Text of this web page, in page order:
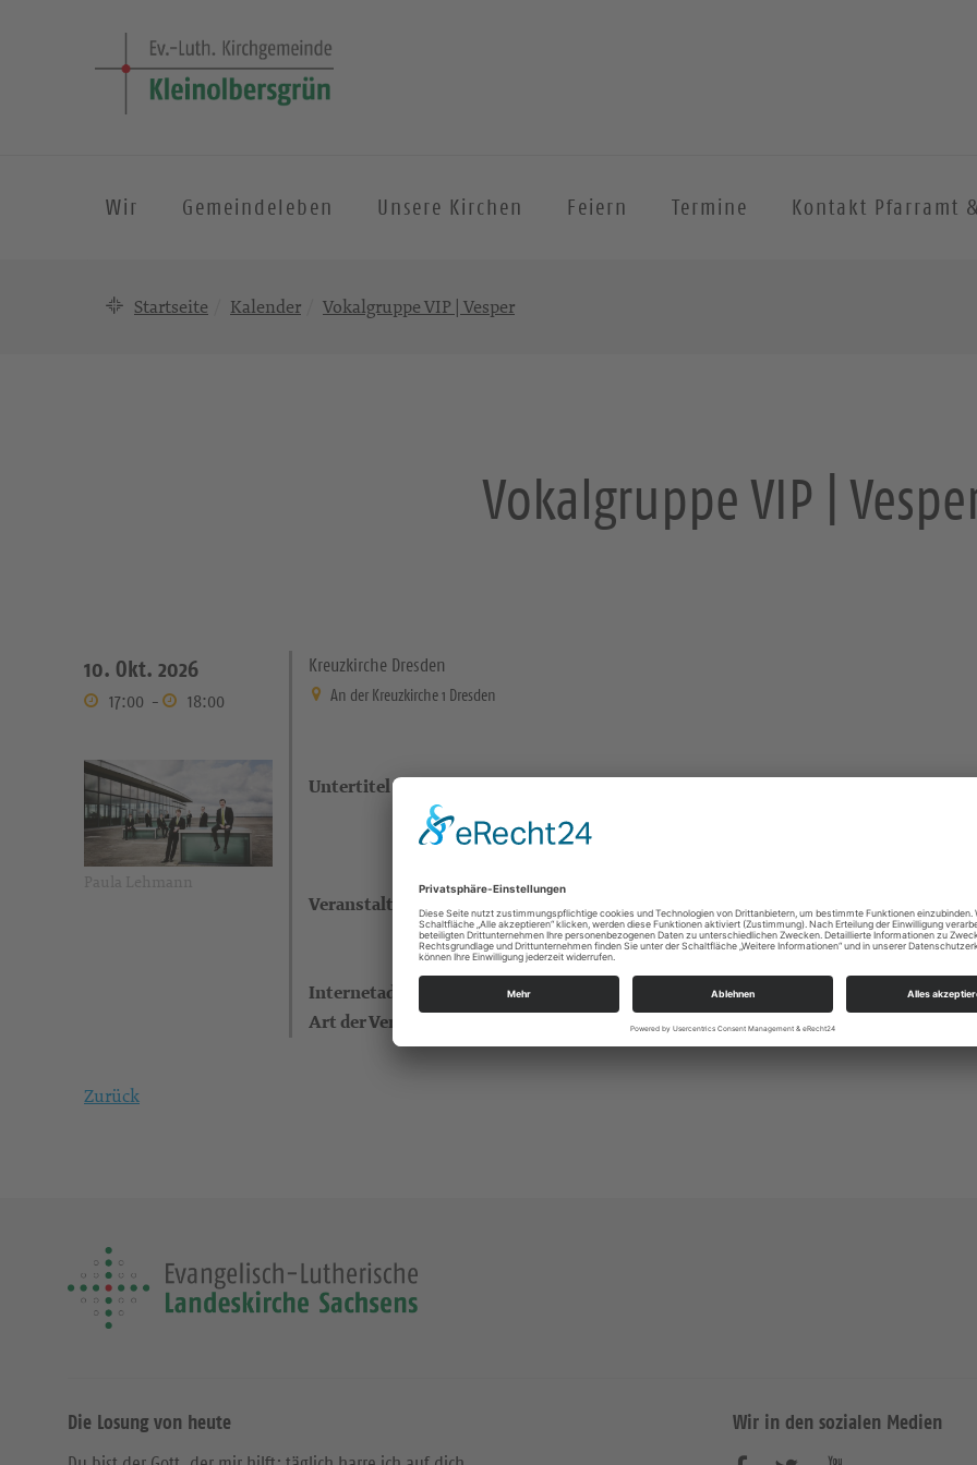
Wir Gemeindeleben Unsere Kirchen Feiern Termine Kontakt Pfarramt
Startseite Kalender Vokalgruppe VIP | Vesper
Vokalgruppe VIP |
10. Okt. 2026
17:00 - 18:00
Kreuzkirche Dresden
An der Kreuzkirche 1 Dresden
Untertitel
Kreuzorganist Holger Gehring, Orgel
Veranstaltungsort
Kreuzkirche Dresden
An der Kreuzkirche 1
01067 Dresden
Internetadresse https://landing.churchdesk.com/de/e/
Art der Veranstaltung Konzerte/Theater/Musik
Zurück
Die Losung von heute Wir in den sozialen Medien